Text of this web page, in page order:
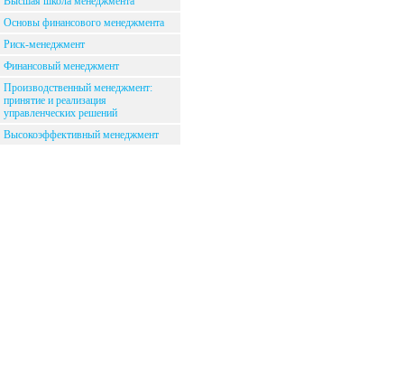
Основы финансового менеджмента
Риск-менеджмент
Финансовый менеджмент
Производственный менеджмент:
принятие и реализация
управленческих решений
Высокоэффективный менеджмент